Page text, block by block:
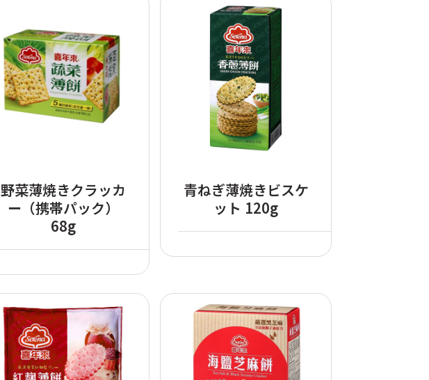
野菜薄焼きクラッカ
ー（携帯パック）
68g
青ねぎ薄焼きビスケ
ット 120g